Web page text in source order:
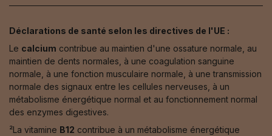
Déclarations de santé selon les directives de l'UE :
Le calcium contribue au maintien d'une ossature normale, au
maintien de dents normales, à une coagulation sanguine
normale, à une fonction musculaire normale, à une transmission
normale des signaux entre les cellules nerveuses, à un
métabolisme énergétique normal et au fonctionnement normal
des enzymes digestives.
²La vitamine B12 contribue à un métabolisme énergétique